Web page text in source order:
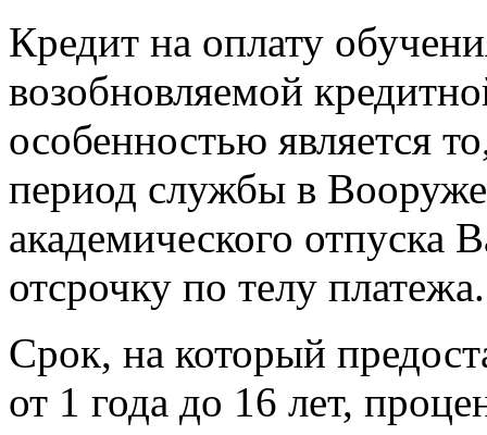
Кредит на оплату
возобновляемой
особенностью является
период службы в
академического отпуска
отсрочку по телу платежа.
Срок, на который
от 1 года до 16 лет,